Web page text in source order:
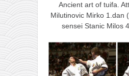
kontakt
besplatna e-knjiga
termini treninga
moja priča
Ancient art of tuifa.
Milutinovic Mirko 1.dan
sensei Stanic Milos